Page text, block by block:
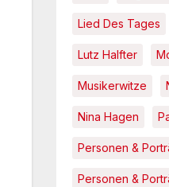
Lied Des Tages
Lutz Halfter
Musikerwitze
Nina Hagen
Personen &
Personen &